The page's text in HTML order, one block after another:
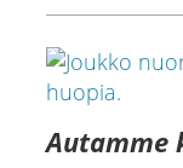
Autamme